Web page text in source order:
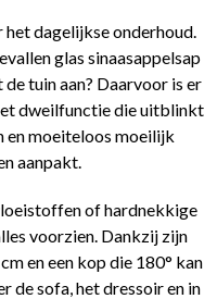
dagelijkse onderhoud.
glas sinaasappelsap
tuin aan? Daarvoor is er
dweilfunctie die uitblinkt
en moeiteloos moeilijk
aanpakt.
of hardnekkige
voorzien. Dankzij zijn
en een kop die 180° kan
de sofa, het dressoir en in